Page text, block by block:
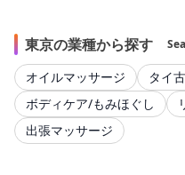
東京の業種から探す
オイルマッサージ
タイ
ボディケア/もみほぐし
出張マッサージ